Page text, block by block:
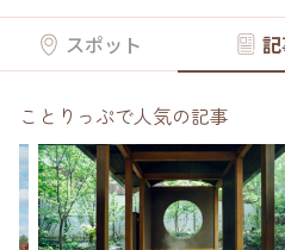
スポット
ことりっぷで人気の記事